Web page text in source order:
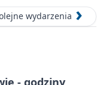
wydarzenia
- godziny